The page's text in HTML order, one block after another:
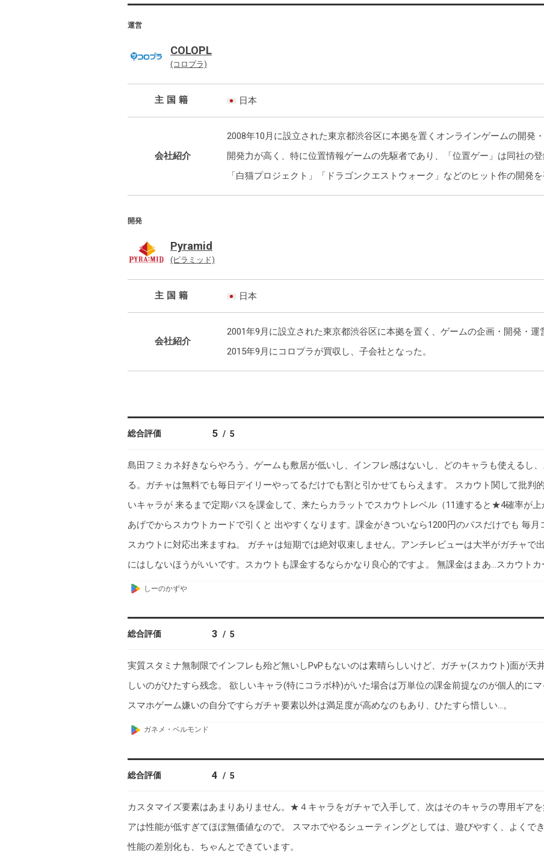
運営
COLOPL
(コロプラ)
主国籍 日本
会社紹介
2008年10月に設立された東京都渋谷区に本拠を置くオンラインゲームの開発・
開発力が高く、特に位置情報ゲームの先駆者であり、「位置ゲー」は同社の登
「白猫プロジェクト」「ドラゴンクエストウォーク」などのヒット作の開発を
開発
Pyramid
(ピラミッド)
主国籍 日本
会社紹介
2001年9月に設立された東京都渋谷区に本拠を置く、ゲームの企画・開発・運
2015年9月にコロプラが買収し、子会社となった。
総合評価 5 / 5
島田フミカネ好きならやろう。ゲームも敷居が低いし、インフレ感はないし、どのキャラも使えるし
る。ガチャは無料でも毎日デイリーやってるだけでも割と引かせてもらえます。 スカウト関して批判
いキャラが 来るまで定期パスを課金して、来たらカラットでスカウトレベル（11連すると★4確率が上
あげでからスカウトカードで引くと 出やすくなります。課金がきついなら1200円のパスだけでも 毎月
スカウトに対応出来ますね。 ガチャは短期では絶対収束しません。アンチレビューは大半がガチャで
にはしないほうがいいです。スカウトも課金するならかなり良心的ですよ。 無課金はまあ…スカウトカ
G
o
g
e
a
しーのかずや
総合評価 3 / 5
実質スタミナ無制限でインフレも殆ど無いしPvPもないのは素晴らしいけど、ガチャ(スカウト)面が天
しいのがひたすら残念。 欲しいキャラ(特にコラボ枠)がいた場合は万単位の課金前提なのが個人的にマ
スマホゲーム嫌いの自分ですらガチャ要素以外は満足度が高めなのもあり、ひたすら惜しい…。
G
o
g
l
a
ガネメ・ベルモンド
総合評価 4 / 5
カスタマイズ要素はあまりありません。★４キャラをガチャで入手して、次はそのキャラの専用ギア
アは性能が低すぎてほぼ無価値なので。 スマホでやるシューティングとしては、遊びやすく、よくで
性能の差別化も、ちゃんとできています。